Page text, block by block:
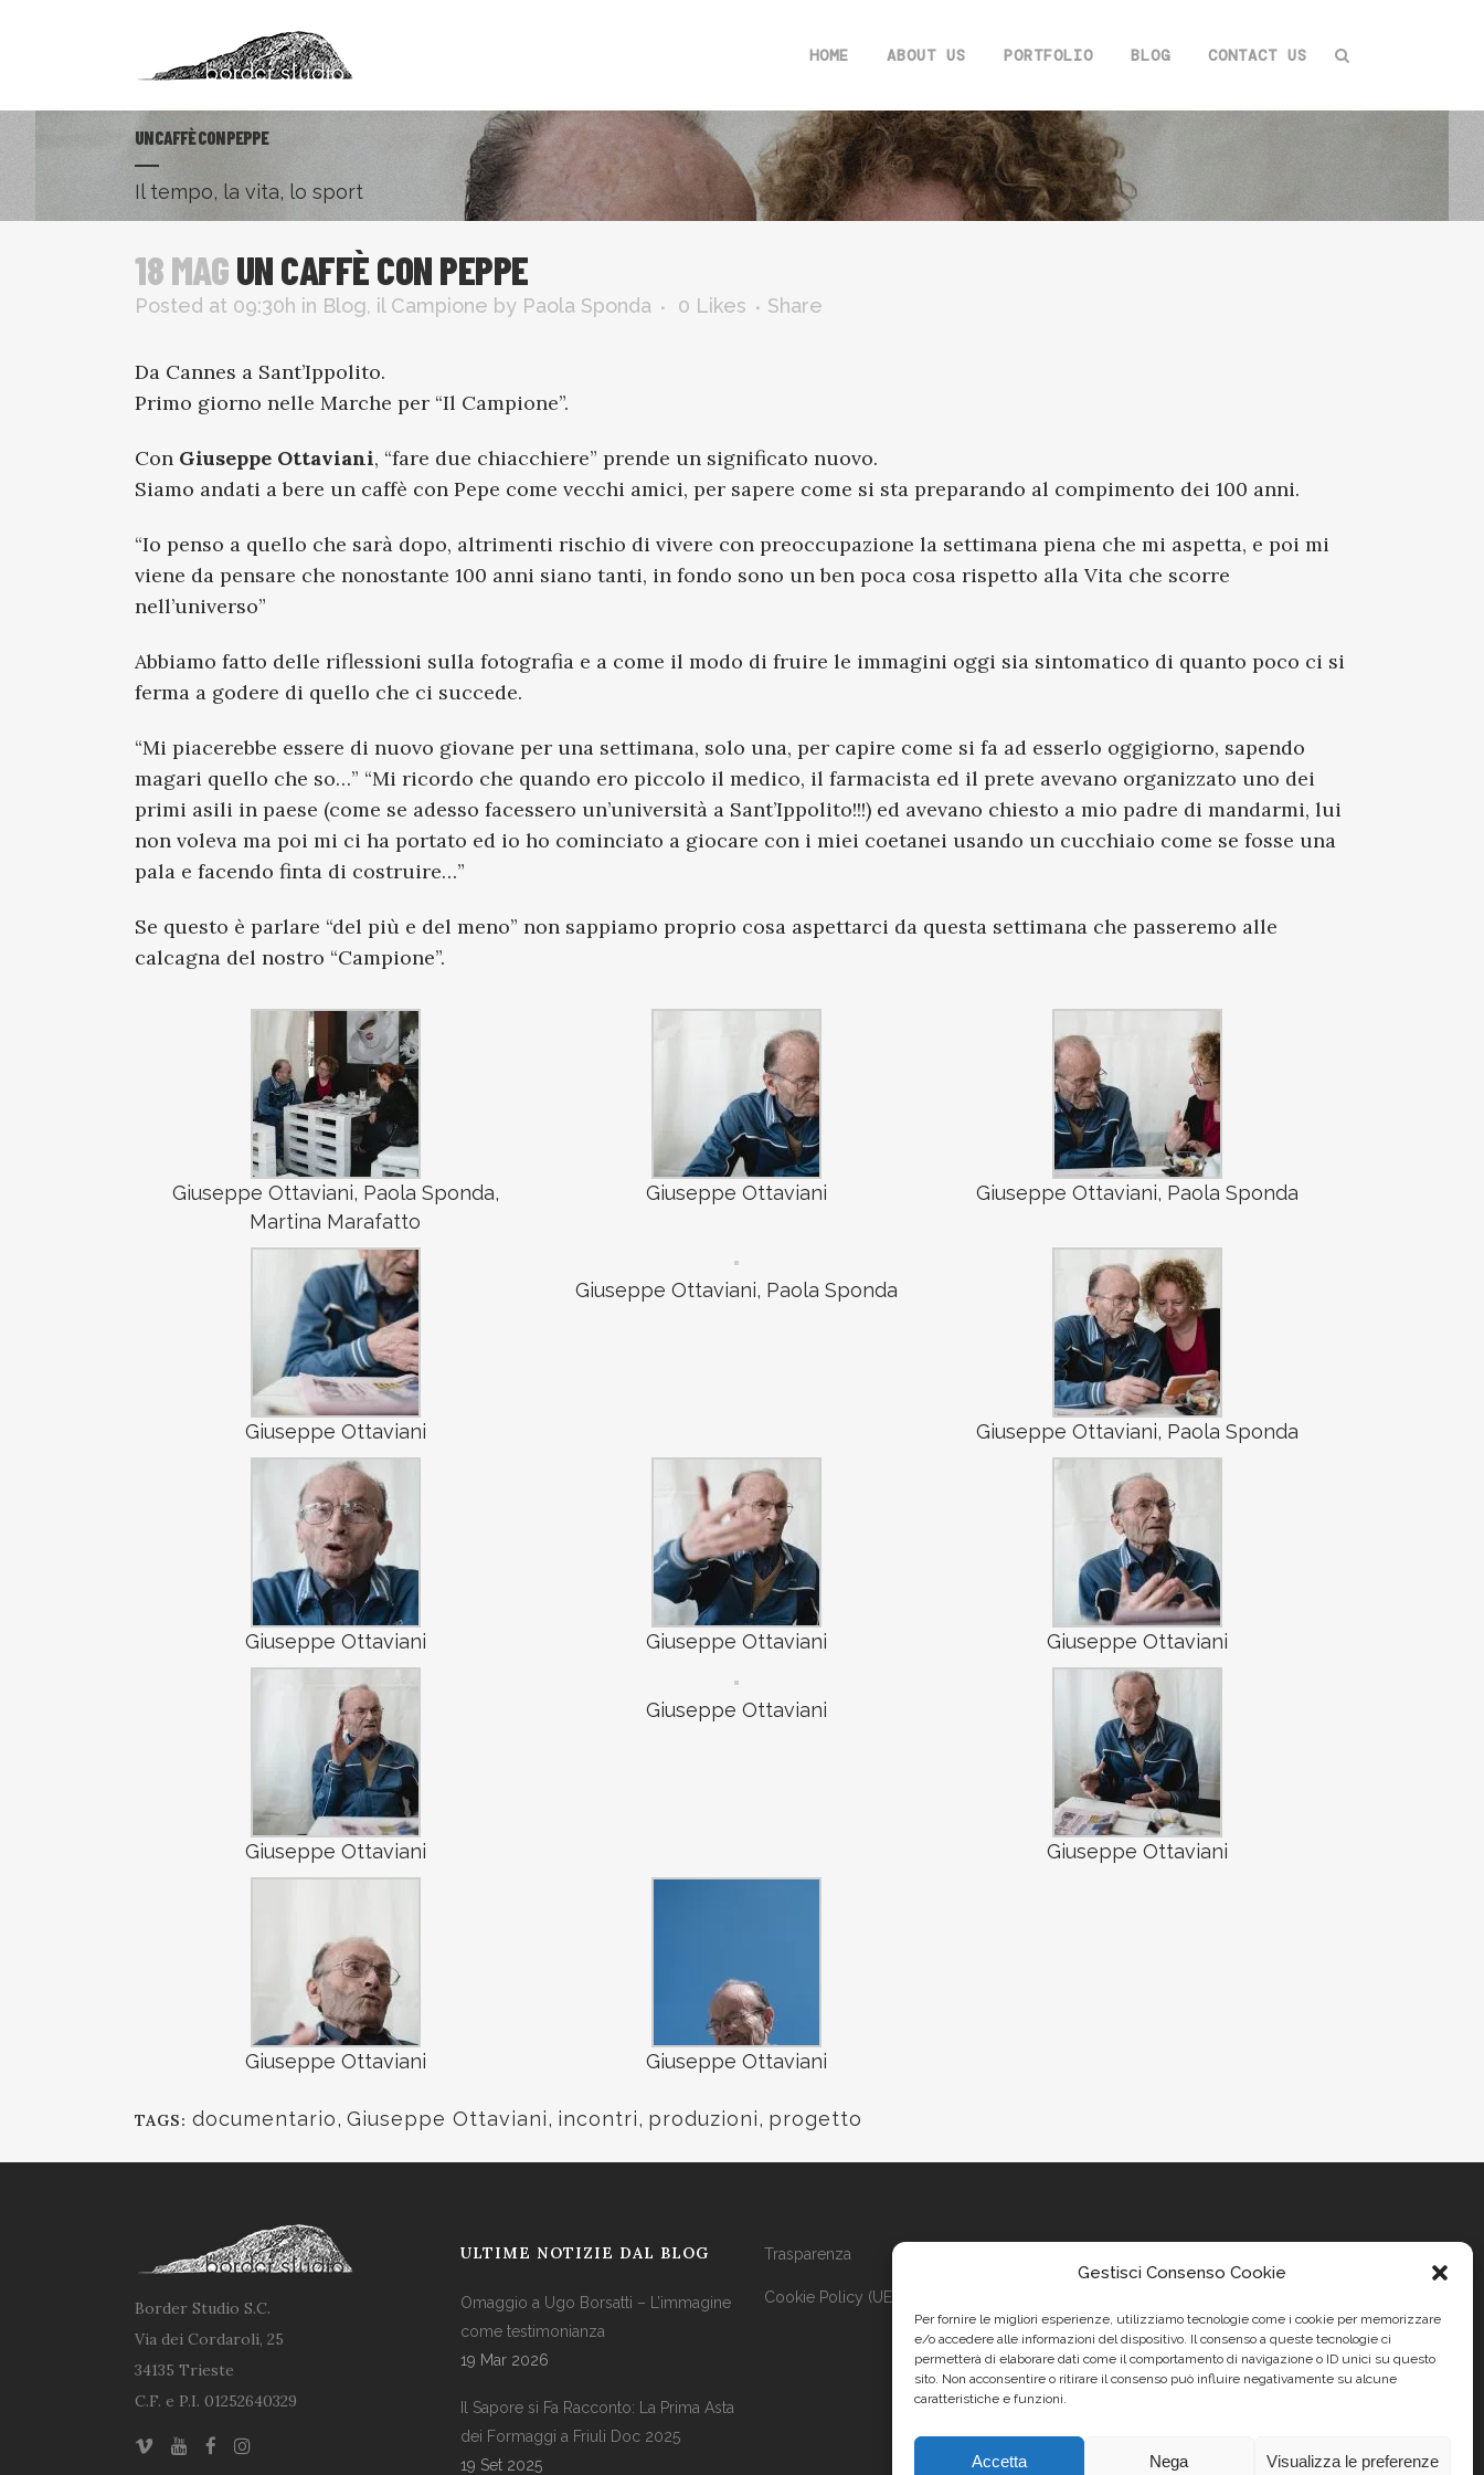
Gestisci Consenso Cookie
Per fornire le migliori esperienze, utilizziamo tecnologie come i cookie per memorizzare
e/o accedere alle informazioni del dispositivo. Il consenso a queste tecnologie ci
permetterà di elaborare dati come il comportamento di navigazione o ID unici su questo
sito. Non acconsentire o ritirare il consenso può influire negativamente su alcune
caratteristiche e funzioni.
Accetta Nega Visualizza le preferenze
HOME ABOUT US PORTFOLIO BLOG CONTACT US
UN CAFFÈ CON PEPPE
Il tempo, la vita, lo sport
18 MAGUN CAFFÈ CON PEPPE
Posted at 09:30h in Blog, il Campione by Paola Sponda 0 Likes Share
Da Cannes a Sant’Ippolito.
Primo giorno nelle Marche per “Il Campione”.
Con Giuseppe Ottaviani, “fare due chiacchiere” prende un significato nuovo.
Siamo andati a bere un caffè con Pepe come vecchi amici, per sapere come si sta preparando al compimento dei 100 anni.
“Io penso a quello che sarà dopo, altrimenti rischio di vivere con preoccupazione la settimana piena che mi aspetta, e poi mi
viene da pensare che nonostante 100 anni siano tanti, in fondo sono un ben poca cosa rispetto alla Vita che scorre
nell’universo”
Abbiamo fatto delle riflessioni sulla fotografia e a come il modo di fruire le immagini oggi sia sintomatico di quanto poco ci si
ferma a godere di quello che ci succede.
“Mi piacerebbe essere di nuovo giovane per una settimana, solo una, per capire come si fa ad esserlo oggigiorno, sapendo
magari quello che so…” “Mi ricordo che quando ero piccolo il medico, il farmacista ed il prete avevano organizzato uno dei
primi asili in paese (come se adesso facessero un’università a Sant’Ippolito!!!) ed avevano chiesto a mio padre di mandarmi, lui
non voleva ma poi mi ci ha portato ed io ho cominciato a giocare con i miei coetanei usando un cucchiaio come se fosse una
pala e facendo finta di costruire…”
Se questo è parlare “del più e del meno” non sappiamo proprio cosa aspettarci da questa settimana che passeremo alle
calcagna del nostro “Campione”.
Giuseppe Ottaviani, Paola Sponda,
Martina Marafatto
Giuseppe Ottaviani Giuseppe Ottaviani, Paola Sponda
Giuseppe Ottaviani
Giuseppe Ottaviani, Paola Sponda
Giuseppe Ottaviani, Paola Sponda
Giuseppe Ottaviani Giuseppe Ottaviani Giuseppe Ottaviani
Giuseppe Ottaviani
Giuseppe Ottaviani
Giuseppe Ottaviani
Giuseppe Ottaviani Giuseppe Ottaviani
TAGS: documentario, Giuseppe Ottaviani, incontri, produzioni, progetto
Border Studio S.C.
Via dei Cordaroli, 25
34135 Trieste
C.F. e P.I. 01252640329
ULTIME NOTIZIE DAL BLOG
Omaggio a Ugo Borsatti – L’immagine
come testimonianza
19 Mar 2026
Il Sapore si Fa Racconto: La Prima Asta
dei Formaggi a Friuli Doc 2025
19 Set 2025
Trasparenza
Cookie Policy (UE)